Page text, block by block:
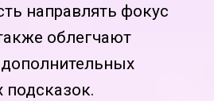
направлять фокус
облегчают